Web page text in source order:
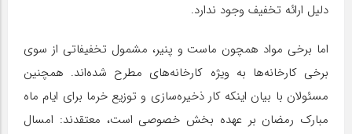
دلیل ارائه تخفیف وجود ندارد.
اما برخی مواد همچون ماست و پنیر، مشمول تخفیفاتی از سوی
برخی کارخانه‌ها به ویژه کارخانه‌های مطرح شده‌اند. همچنین
مسئولان با بیان اینکه کار ذخیره‌سازی و توزیع خرما برای ایام ماه
مبارک رمضان بر عهده بخش خصوصی است، معتقدند: امسال